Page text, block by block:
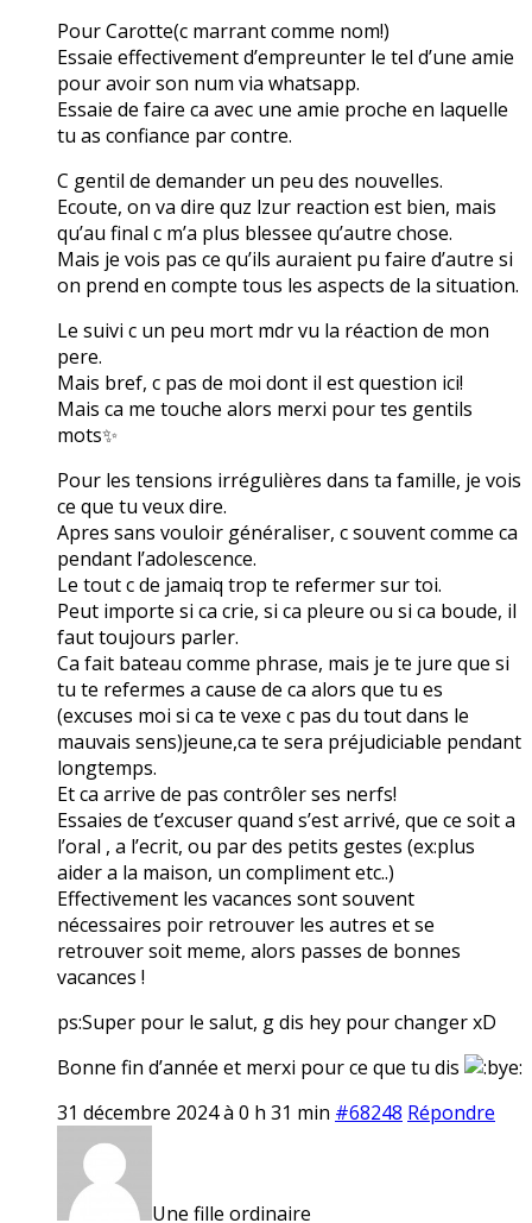
Pour Carotte(c marrant comme nom!)
Essaie effectivement d’empreunter le tel d’une amie
pour avoir son num via whatsapp.
Essaie de faire ca avec une amie proche en laquelle
tu as confiance par contre.
C gentil de demander un peu des nouvelles.
Ecoute, on va dire quz lzur reaction est bien, mais
qu’au final c m’a plus blessee qu’autre chose.
Mais je vois pas ce qu’ils auraient pu faire d’autre si
on prend en compte tous les aspects de la situation.
Le suivi c un peu mort mdr vu la réaction de mon
pere.
Mais bref, c pas de moi dont il est question ici!
Mais ca me touche alors merxi pour tes gentils
mots✨
Pour les tensions irrégulières dans ta famille, je vois
ce que tu veux dire.
Apres sans vouloir généraliser, c souvent comme ca
pendant l’adolescence.
Le tout c de jamaiq trop te refermer sur toi.
Peut importe si ca crie, si ca pleure ou si ca boude, il
faut toujours parler.
Ca fait bateau comme phrase, mais je te jure que si
tu te refermes a cause de ca alors que tu es
(excuses moi si ca te vexe c pas du tout dans le
mauvais sens)jeune,ca te sera préjudiciable pendant
longtemps.
Et ca arrive de pas contrôler ses nerfs!
Essaies de t’excuser quand s’est arrivé, que ce soit a
l’oral , a l’ecrit, ou par des petits gestes (ex:plus
aider a la maison, un compliment etc..)
Effectivement les vacances sont souvent
nécessaires poir retrouver les autres et se
retrouver soit meme, alors passes de bonnes
vacances !
ps:Super pour le salut, g dis hey pour changer xD
Bonne fin d’année et merxi pour ce que tu dis
31 décembre 2024 à 0 h 31 min #68248 Répondre
Une fille ordinaire